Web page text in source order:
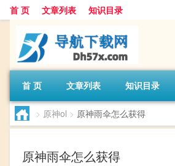
首 页 文章列表 知识目录
首 页 文章列表 知识目录
> 原神ol > 原神雨伞怎么获得
原神雨伞怎么获得